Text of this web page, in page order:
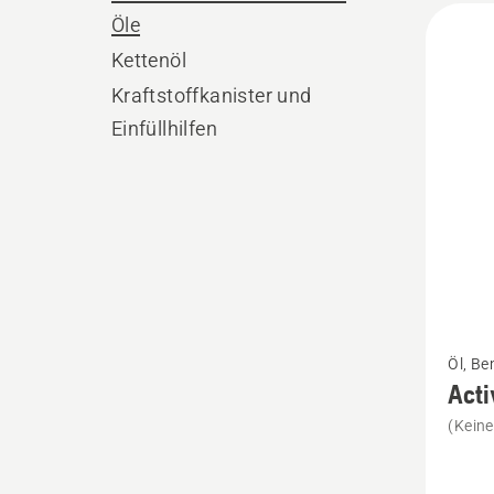
Öle
Kettenöl
Kraftstoffkanister und
Einfüllhilfen
Details
zu
Active
Öl,